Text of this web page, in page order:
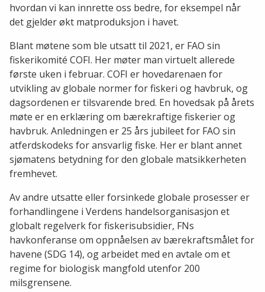
hvordan vi kan innrette oss bedre, for eksempel når
det gjelder økt matproduksjon i havet.
Blant møtene som ble utsatt til 2021, er FAO sin
fiskerikomité COFI. Her møter man virtuelt allerede
første uken i februar. COFI er hovedarenaen for
utvikling av globale normer for fiskeri og havbruk, og
dagsordenen er tilsvarende bred. En hovedsak på årets
møte er en erklæring om bærekraftige fiskerier og
havbruk. Anledningen er 25 års jubileet for FAO sin
atferdskodeks for ansvarlig fiske. Her er blant annet
sjømatens betydning for den globale matsikkerheten
fremhevet.
Av andre utsatte eller forsinkede globale prosesser er
forhandlingene i Verdens handelsorganisasjon et
globalt regelverk for fiskerisubsidier, FNs
havkonferanse om oppnåelsen av bærekraftsmålet for
havene (SDG 14), og arbeidet med en avtale om et
regime for biologisk mangfold utenfor 200
milsgrensene.